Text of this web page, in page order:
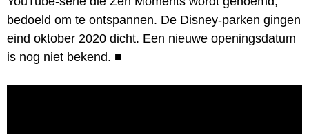
bedoeld om te ontspannen. De Disney-parken gingen
eind oktober 2020 dicht. Een nieuwe openingsdatum
is nog niet bekend. ■